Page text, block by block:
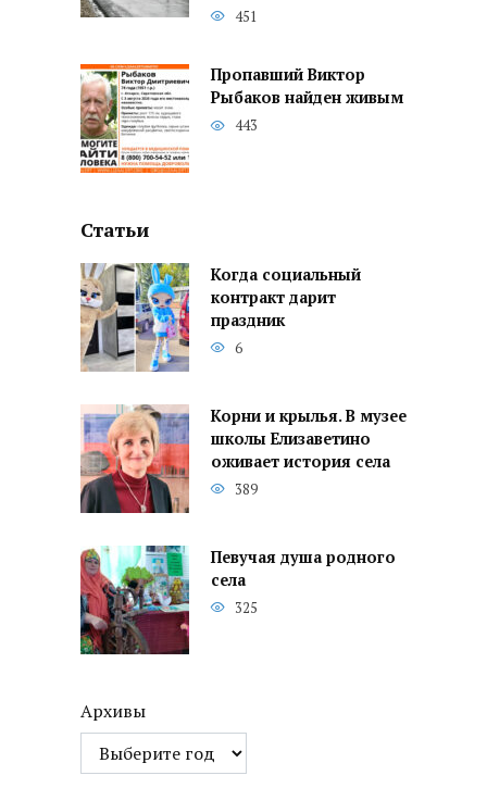
451
Пропавший Виктор
Рыбаков найден живым
443
Статьи
Когда социальный
контракт дарит
праздник
6
Корни и крылья. В музее
школы Елизаветино
оживает история села
389
Певучая душа родного
села
325
Архивы